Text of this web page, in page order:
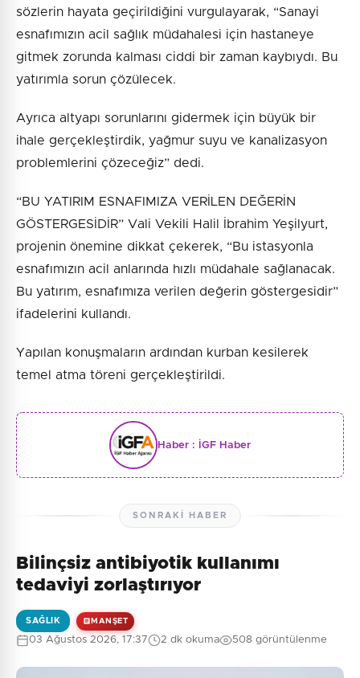
sözlerin hayata geçirildiğini vurgulayarak, “Sanayi
esnafımızın acil sağlık müdahalesi için hastaneye
gitmek zorunda kalması ciddi bir zaman kaybıydı. Bu
yatırımla sorun çözülecek.
Ayrıca altyapı sorunlarını gidermek için büyük bir
ihale gerçekleştirdik, yağmur suyu ve kanalizasyon
problemlerini çözeceğiz” dedi.
“BU YATIRIM ESNAFIMIZA VERİLEN DEĞERİN
GÖSTERGESİDİR” Vali Vekili Halil İbrahim Yeşilyurt,
projenin önemine dikkat çekerek, “Bu istasyonla
esnafımızın acil anlarında hızlı müdahale sağlanacak.
Bu yatırım, esnafımıza verilen değerin göstergesidir”
ifadelerini kullandı.
Yapılan konuşmaların ardından kurban kesilerek
temel atma töreni gerçekleştirildi.
Haber : İGF Haber
SONRAKI HABER
Bilinçsiz antibiyotik kullanımı
tedaviyi zorlaştırıyor
SAĞLIK MANŞET
03 Ağustos 2026, 17:37 2 dk okuma 508 görüntülenme